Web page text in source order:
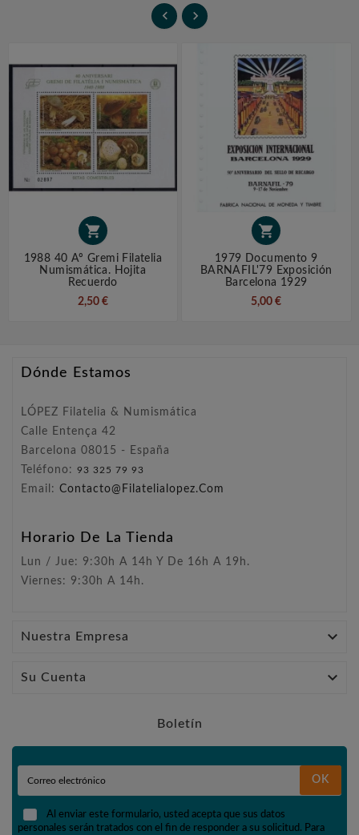
 

1988 40 Aº Gremi Filatelia
Numismática. Hojita
Recuerdo
2,50 €

1979 Documento 9
BARNAFIL'79 Exposición
Barcelona 1929
5,00 €
Dónde Estamos
LÓPEZ Filatelia & Numismática
Calle Entença 42
Barcelona 08015 - España
Teléfono: 93 325 79 93
Email: Contacto@filatelialopez.com
Horario De La Tienda
Lun / Jue: 9:30h A 14h Y De 16h A 19h.
Viernes: 9:30h A 14h.
Nuestra Empresa 
Su Cuenta 
Boletín
OK
Al enviar este formulario, usted acepta que sus datos
personales serán tratados con el fin de responder a su solicitud. Para